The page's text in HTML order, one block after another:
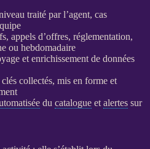
traité par l’agent, cas
appels d’offres, réglementation,
ou hebdomadaire
et enrichissement de données
collectés, mis en forme et
du catalogueet alertessur